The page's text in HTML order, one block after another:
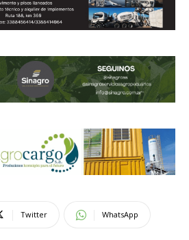
Twitter WhatsApp